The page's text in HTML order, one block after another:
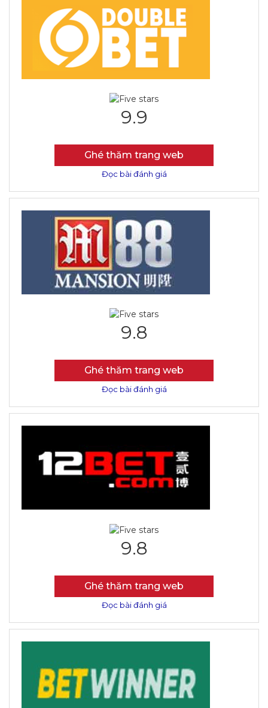
9.9
Ghé thăm trang web
Đọc bài đánh giá
9.8
Ghé thăm trang web
Đọc bài đánh giá
9.8
Ghé thăm trang web
Đọc bài đánh giá